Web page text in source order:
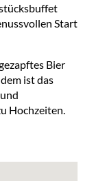
Start
Bier
ist das
Hochzeiten.